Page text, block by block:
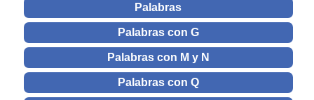
Palabras
Palabras con G
Palabras con M y N
Palabras con Q